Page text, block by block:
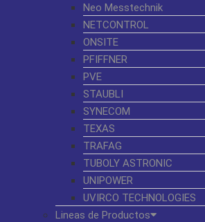
Neo Messtechnik
NETCONTROL
ONSITE
PFIFFNER
PVE
STAUBLI
SYNECOM
TEXAS
TRAFAG
TUBOLY ASTRONIC
UNIPOWER
UVIRCO TECHNOLOGIES
Lineas de Productos